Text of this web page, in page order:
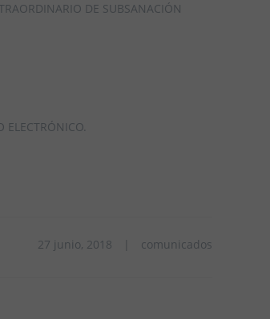
DE SUBSANACIÓN
ELECTRÓNICO.
27 junio, 2018 comunicados